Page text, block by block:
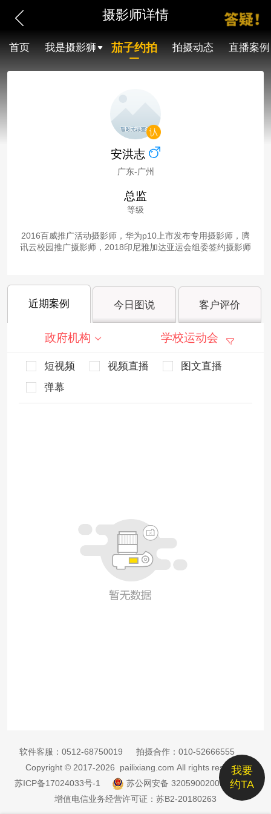
摄影师详情
首页 我是摄影狮 茄子约拍 拍摄动态 直播案例
安洪志
广东-广州
总监
等级
2016百威推广活动摄影师，华为p10上市发布专用摄影师，腾
讯云校园推广摄影师，2018印尼雅加达亚运会组委签约摄影师
近期案例 今日图说 客户评价
政府机构 学校运动会
短视频 视频直播
图文直播
弹幕
我要
约TA
软件客服： 0512-68750019 拍摄合作： 010-52666555
Copyright © 2017-2026 pailixiang.com All rights reserved
苏ICP备17024033号-1
苏公网安备 32059002002885号
增值电信业务经营许可证：苏B2-20180263